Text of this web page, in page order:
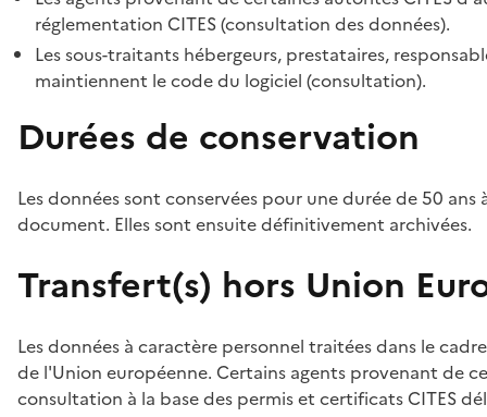
réglementation CITES (consultation des données).
Les sous-traitants hébergeurs, prestataires,
maintiennent le code du logiciel (consultation).
Durées de conservation
Les données sont conservées pour une durée de 50
document. Elles sont ensuite définitivement archivées.
Transfert(s) hors Union
Les données à caractère personnel traitées dans le
de l'Union européenne. Certains agents provenant de
consultation à la base des permis et certificats CITES